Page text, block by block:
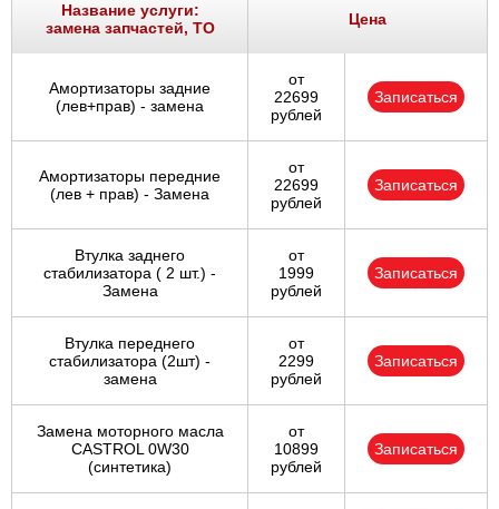
Название услуги:
замена запчастей, ТО
Цена
Амортизаторы задние
(лев+прав) - замена
от
22699
рублей
Записаться
Амортизаторы передние
(лев + прав) - Замена
от
22699
рублей
Записаться
Втулка заднего
стабилизатора ( 2 шт.) -
Замена
от
1999
рублей
Записаться
Втулка переднего
стабилизатора (2шт) -
замена
от
2299
рублей
Записаться
Замена моторного масла
CASTROL 0W30
(синтетика)
от
10899
рублей
Записаться